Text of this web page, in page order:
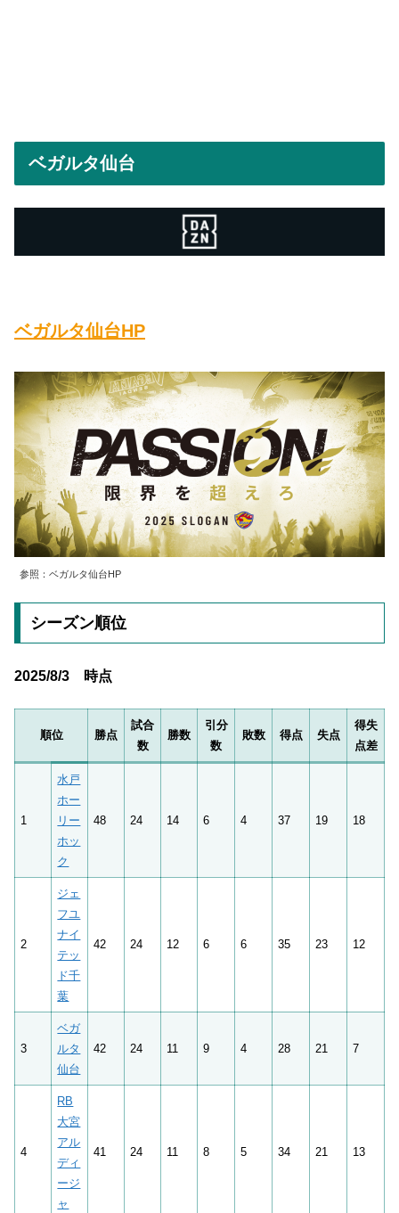
ベガルタ仙台
ベガルタ仙台HP
参照：ベガルタ仙台HP
シーズン順位
2025/8/3 時点
順位 勝点
試合
数
勝数
引分
数
敗数 得点 失点
得失
点差
1
水戸
ホー
リー
ホッ
ク
48 24 14 6 4 37 19 18
2
ジェ
フユ
ナイ
テッ
ド千
葉
42 24 12 6 6 35 23 12
3
ベガ
ルタ
仙台
42 24 11 9 4 28 21 7
4
RB
大宮
アル
ディ
ージ
ャ
41 24 11 8 5 34 21 13